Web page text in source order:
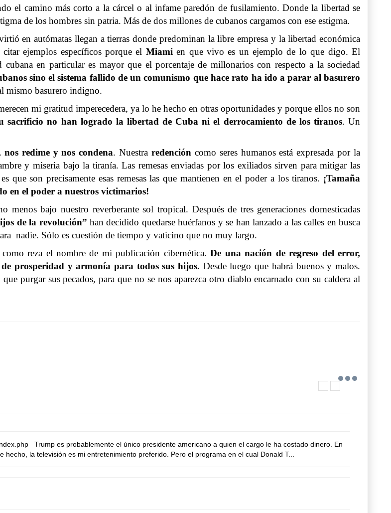
el camino más corto a la cárcel o al infame paredón de fusilamiento. Donde la libertad se
de los hombres sin patria. Más de dos millones de cubanos cargamos con ese estigma.
en autómatas llegan a tierras donde predominan la libre empresa y la libertad económica
ejemplos específicos porque el Miami en que vivo es un ejemplo de lo que digo. El
en particular es mayor que el porcentaje de millonarios con respecto a la sociedad
sino el sistema fallido de un comunismo que hace rato ha ido a parar al basurero
mismo basurero indigno.
mi gratitud imperecedera, ya lo he hecho en otras oportunidades y porque ellos no son
sacrificio no han logrado la libertad de Cuba ni el derrocamiento de los tiranos. Un
redime y nos condena. Nuestra redención como seres humanos está expresada por la
y miseria bajo la tiranía. Las remesas enviadas por los exiliados sirven para mitigar las
que son precisamente esas remesas las que mantienen en el poder a los tiranos. ¡Tamaña
en el poder a nuestros victimarios!
bajo nuestro reverberante sol tropical. Después de tres generaciones domesticadas
de la revolución” han decidido quedarse huérfanos y se han lanzado a las calles en busca
nadie. Sólo es cuestión de tiempo y vaticino que no muy largo.
como reza el nombre de mi publicación cibernética.De una nación de regreso del error,
prosperidad y armonía para todos sus hijos. Desde luego que habrá buenos y malos.
purgar sus pecados, para que no se nos aparezca otro diablo encarnado con su caldera al
Trump es probablemente el único presidente americano a quien el cargo le ha costado dinero. En
la televisión es mi entretenimiento preferido. Pero el programa en el cual Donald T...